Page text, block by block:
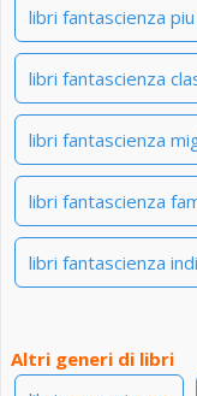
libri fantascienza
libri fantascienza
libri fantascienza
libri fantascienza
libri fantascienza
Altri generi di libri